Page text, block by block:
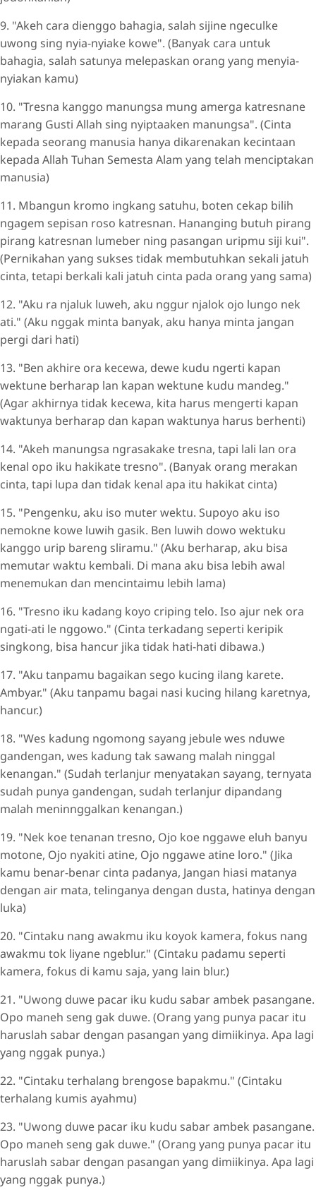
9. "Akeh cara dienggo bahagia, salah sijine ngeculke
uwong sing nyia-nyiake kowe". (Banyak cara untuk
bahagia, salah satunya melepaskan orang yang menyia-
nyiakan kamu)
10. "Tresna kanggo manungsa mung amerga katresnane
marang Gusti Allah sing nyiptaaken manungsa". (Cinta
kepada seorang manusia hanya dikarenakan kecintaan
kepada Allah Tuhan Semesta Alam yang telah menciptakan
manusia)
11. Mbangun kromo ingkang satuhu, boten cekap bilih
ngagem sepisan roso katresnan. Hananging butuh pirang
pirang katresnan lumeber ning pasangan uripmu siji kui".
(Pernikahan yang sukses tidak membutuhkan sekali jatuh
cinta, tetapi berkali kali jatuh cinta pada orang yang sama)
12. "Aku ra njaluk luweh, aku nggur njalok ojo lungo nek
ati." (Aku nggak minta banyak, aku hanya minta jangan
pergi dari hati)
13. "Ben akhire ora kecewa, dewe kudu ngerti kapan
wektune berharap lan kapan wektune kudu mandeg."
(Agar akhirnya tidak kecewa, kita harus mengerti kapan
waktunya berharap dan kapan waktunya harus berhenti)
14. "Akeh manungsa ngrasakake tresna, tapi lali lan ora
kenal opo iku hakikate tresno". (Banyak orang merakan
cinta, tapi lupa dan tidak kenal apa itu hakikat cinta)
15. "Pengenku, aku iso muter wektu. Supoyo aku iso
nemokne kowe luwih gasik. Ben luwih dowo wektuku
kanggo urip bareng sliramu." (Aku berharap, aku bisa
memutar waktu kembali. Di mana aku bisa lebih awal
menemukan dan mencintaimu lebih lama)
16. "Tresno iku kadang koyo criping telo. Iso ajur nek ora
ngati-ati le nggowo." (Cinta terkadang seperti keripik
singkong, bisa hancur jika tidak hati-hati dibawa.)
17. "Aku tanpamu bagaikan sego kucing ilang karete.
Ambyar." (Aku tanpamu bagai nasi kucing hilang karetnya,
hancur.)
18. "Wes kadung ngomong sayang jebule wes nduwe
gandengan, wes kadung tak sawang malah ninggal
kenangan." (Sudah terlanjur menyatakan sayang, ternyata
sudah punya gandengan, sudah terlanjur dipandang
malah meninnggalkan kenangan.)
19. "Nek koe tenanan tresno, Ojo koe nggawe eluh banyu
motone, Ojo nyakiti atine, Ojo nggawe atine loro." (Jika
kamu benar-benar cinta padanya, Jangan hiasi matanya
dengan air mata, telinganya dengan dusta, hatinya dengan
luka)
20. "Cintaku nang awakmu iku koyok kamera, fokus nang
awakmu tok liyane ngeblur." (Cintaku padamu seperti
kamera, fokus di kamu saja, yang lain blur.)
21. "Uwong duwe pacar iku kudu sabar ambek pasangane.
Opo maneh seng gak duwe. (Orang yang punya pacar itu
haruslah sabar dengan pasangan yang dimiikinya. Apa lagi
yang nggak punya.)
22. "Cintaku terhalang brengose bapakmu." (Cintaku
terhalang kumis ayahmu)
23. "Uwong duwe pacar iku kudu sabar ambek pasangane.
Opo maneh seng gak duwe." (Orang yang punya pacar itu
haruslah sabar dengan pasangan yang dimiikinya. Apa lagi
yang nggak punya.)